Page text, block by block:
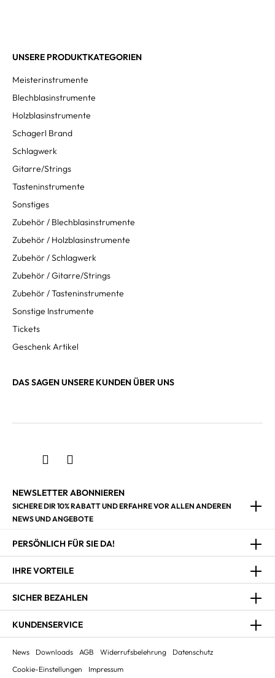
UNSERE PRODUKTKATEGORIEN
Meisterinstrumente
Blechblasinstrumente
Holzblasinstrumente
Schagerl Brand
Schlagwerk
Gitarre/Strings
Tasteninstrumente
Sonstiges
Zubehör / Blechblasinstrumente
Zubehör / Holzblasinstrumente
Zubehör / Schlagwerk
Zubehör / Gitarre/Strings
Zubehör / Tasteninstrumente
Sonstige Instrumente
Tickets
Geschenk Artikel
DAS SAGEN UNSERE KUNDEN ÜBER UNS
NEWSLETTER ABONNIEREN
SICHERE DIR 10% RABATT UND ERFAHRE VOR ALLEN ANDEREN
NEWS UND ANGEBOTE
PERSÖNLICH FÜR SIE DA!
IHRE VORTEILE
SICHER BEZAHLEN
KUNDENSERVICE
News Downloads AGB Widerrufsbelehrung
Datenschutz
Cookie-Einstellungen
Impressum